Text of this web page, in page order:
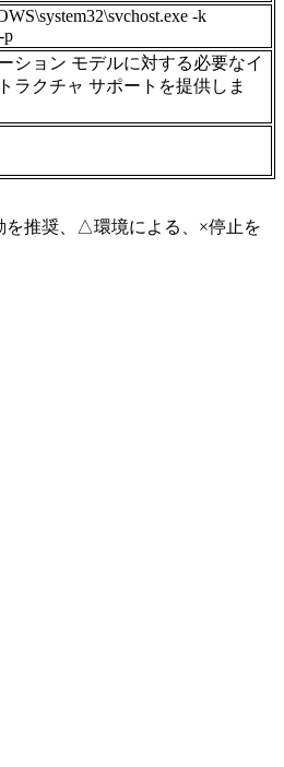
-k
p
ション モデルに対する必要なイ
ラクチャ サポートを提供しま
推奨、△環境による、×停止を